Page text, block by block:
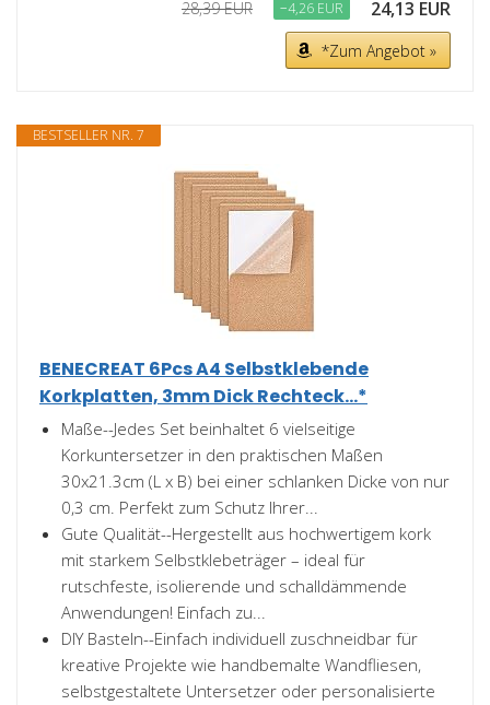
28,39 EUR −4,26 EUR 24,13 EUR
*Zum Angebot »
BESTSELLER NR. 7
BENECREAT 6Pcs A4 Selbstklebende
Korkplatten, 3mm Dick Rechteck...*
Maße--Jedes Set beinhaltet 6 vielseitige
Korkuntersetzer in den praktischen Maßen
30x21.3cm (L x B) bei einer schlanken Dicke von nur
0,3 cm. Perfekt zum Schutz Ihrer...
Gute Qualität--Hergestellt aus hochwertigem kork
mit starkem Selbstklebeträger – ideal für
rutschfeste, isolierende und schalldämmende
Anwendungen! Einfach zu...
DIY Basteln--Einfach individuell zuschneidbar für
kreative Projekte wie handbemalte Wandfliesen,
selbstgestaltete Untersetzer oder personalisierte